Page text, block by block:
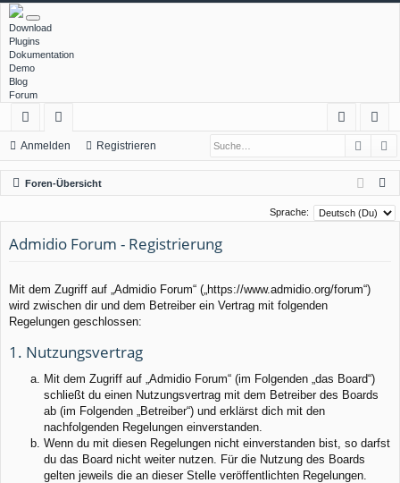
Download
Plugins
Dokumentation
Demo
Blog
Forum
ch
ne
llz
f
or
en
m
el
ist
rie
Anmelden Registrieren
Foren-Übersicht
c
Sprache:
Admidio Forum - Registrierung
Mit dem Zugriff auf „Admidio Forum“ („https://www.admidio.org/forum“)
wird zwischen dir und dem Betreiber ein Vertrag mit folgenden
Regelungen geschlossen:
1. Nutzungsvertrag
Mit dem Zugriff auf „Admidio Forum“ (im Folgenden „das Board“)
schließt du einen Nutzungsvertrag mit dem Betreiber des Boards
ab (im Folgenden „Betreiber“) und erklärst dich mit den
nachfolgenden Regelungen einverstanden.
Wenn du mit diesen Regelungen nicht einverstanden bist, so darfst
du das Board nicht weiter nutzen. Für die Nutzung des Boards
gelten jeweils die an dieser Stelle veröffentlichten Regelungen.